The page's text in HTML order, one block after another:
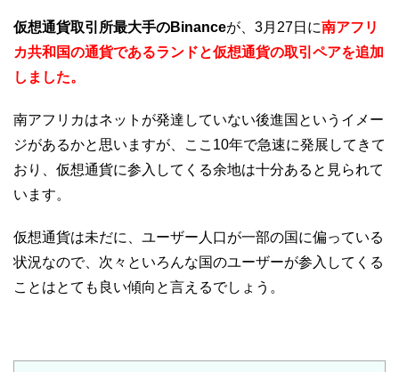
仮想通貨取引所最大手のBinanceが、3月27日に南アフリ
カ共和国の通貨であるランドと仮想通貨の取引ペアを追加
しました。
南アフリカはネットが発達していない後進国というイメー
ジがあるかと思いますが、ここ10年で急速に発展してきて
おり、仮想通貨に参入してくる余地は十分あると見られて
います。
仮想通貨は未だに、ユーザー人口が一部の国に偏っている
状況なので、次々といろんな国のユーザーが参入してくる
ことはとても良い傾向と言えるでしょう。